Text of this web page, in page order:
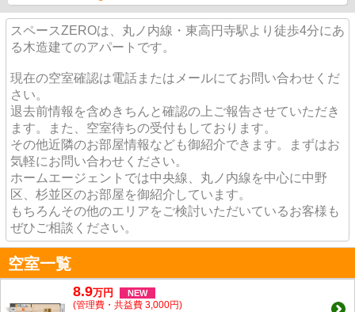
スペースZEROは、丸ノ内線・東高円寺駅より徒歩4分にあ
る木造建てのアパートです。
現在の空室確認は電話またはメールにてお問い合わせくだ
さい。
退去前情報を含めきちんと確認の上ご報告させていただき
ます。また、空室待ちの受付もしております。
その他近隣のお部屋情報なども御紹介できます。まずはお
気軽にお問い合わせください。
ホームエージェントでは中央線、丸ノ内線を中心に中野
区、杉並区のお部屋を御紹介しています。
もちろんその他のエリアをご検討いただいているお客様も
ぜひご相談ください。
空室一覧
8.9万円 NEW
(管理費・共益費 3,000円)